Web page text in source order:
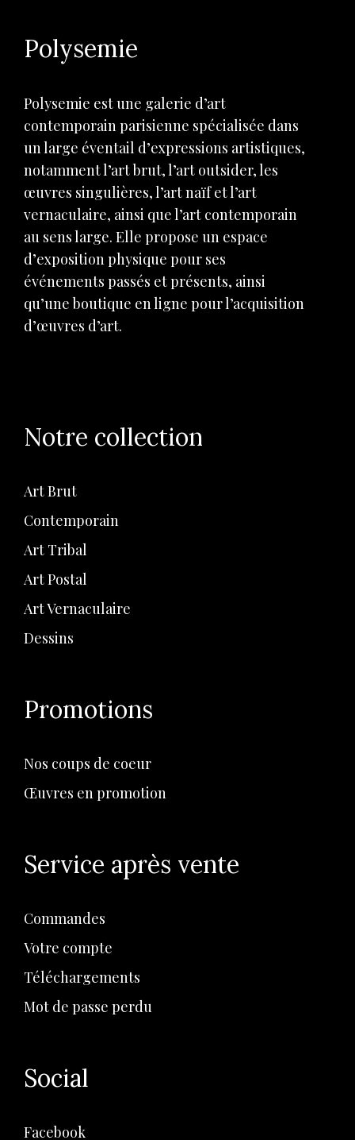
Polysemie
Polysemie est une galerie d’art
contemporain parisienne spécialisée dans
un large éventail d’expressions artistiques,
notamment l’art brut, l’art outsider, les
œuvres singulières, l’art naïf et l’art
vernaculaire, ainsi que l’art contemporain
au sens large. Elle propose un espace
d’exposition physique pour ses
événements passés et présents, ainsi
qu’une boutique en ligne pour l’acquisition
d’œuvres d’art.
Notre collection
Art Brut
Contemporain
Art Tribal
Art Postal
Art Vernaculaire
Dessins
Promotions
Nos coups de coeur
Œuvres en promotion
Service après vente
Commandes
Votre compte
Téléchargements
Mot de passe perdu
Social
Facebook